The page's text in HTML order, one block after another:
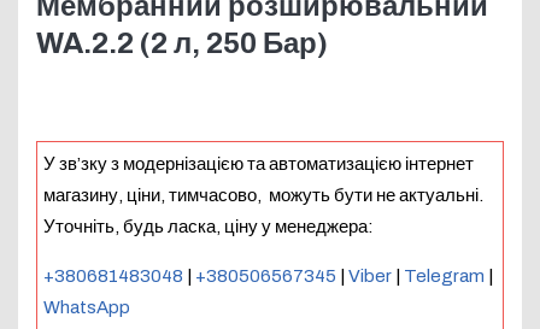
WA.2.2 (2 л, 250 Бар)
У зв’зку з модернізацією та автоматизацією інтернет
магазину, ціни, тимчасово, можуть бути не актуальні.
Уточніть, будь ласка, ціну у менеджера:
+380681483048 +380506567345 Viber Telegram
WhatsApp